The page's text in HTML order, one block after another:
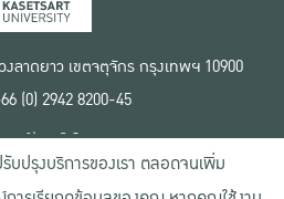
ลาดยาว เขตจตุจักร กรุงเทพฯ 10900
(0) 2942 8200-45
การใช้งานเว็บไซต์
งด้านสิทธิ์ใช้งาน
ความเป็นส่วนตัว
บปรุงบริการของเรา ตลอดจนเพิ่ม